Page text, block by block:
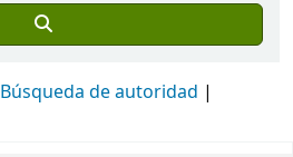
Búsqueda de autoridad